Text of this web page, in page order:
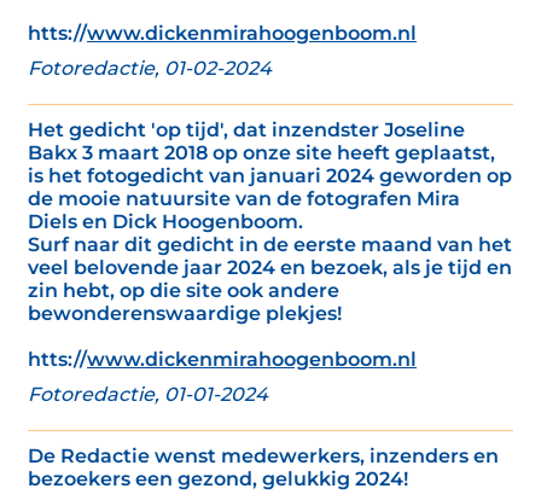
htts://www.dickenmirahoogenboom.nl
Fotoredactie, 01-02-2024
Het gedicht 'op tijd', dat inzendster Joseline
Bakx 3 maart 2018 op onze site heeft geplaatst,
is het fotogedicht van januari 2024 geworden op
de mooie natuursite van de fotografen Mira
Diels en Dick Hoogenboom.
Surf naar dit gedicht in de eerste maand van het
veel belovende jaar 2024 en bezoek, als je tijd en
zin hebt, op die site ook andere
bewonderenswaardige plekjes!
htts://www.dickenmirahoogenboom.nl
Fotoredactie, 01-01-2024
De Redactie wenst medewerkers, inzenders en
bezoekers een gezond, gelukkig 2024!